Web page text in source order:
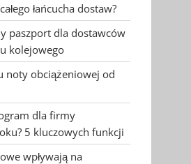
łańcucha dostaw?
paszport dla dostawców
kolejowego
noty obciążeniowej od
dla firmy
5 kluczowych funkcji
wpływają na